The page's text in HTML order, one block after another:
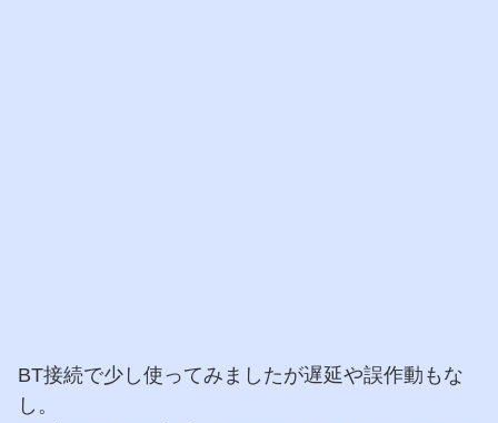
BT接続で少し使ってみましたが遅延や誤作動もな
し。